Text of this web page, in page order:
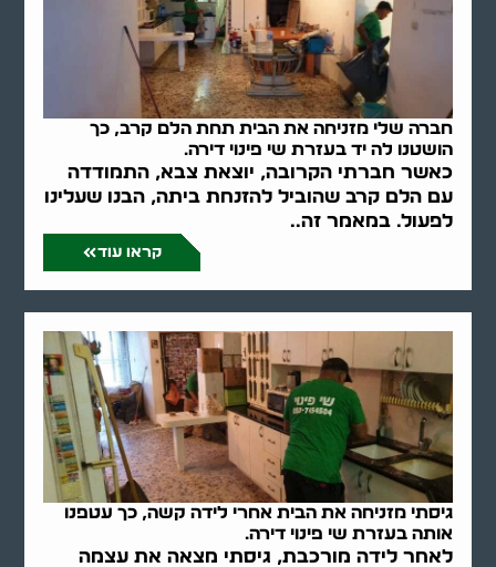
חברה שלי מזניחה את הבית תחת הלם קרב, כך
הושטנו לה יד בעזרת שי פינוי דירה.
כאשר חברתי הקרובה, יוצאת צבא, התמודדה
עם הלם קרב שהוביל להזנחת ביתה, הבנו שעלינו
לפעול. במאמר זה..
קראו עוד
גיסתי מזניחה את הבית אחרי לידה קשה, כך עטפנו
אותה בעזרת שי פינוי דירה.
לאחר לידה מורכבת, גיסתי מצאה את עצמה